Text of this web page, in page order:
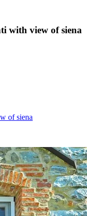
with view of siena
of siena